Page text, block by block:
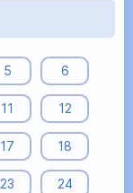
5 6
11 12
17 18
23 24